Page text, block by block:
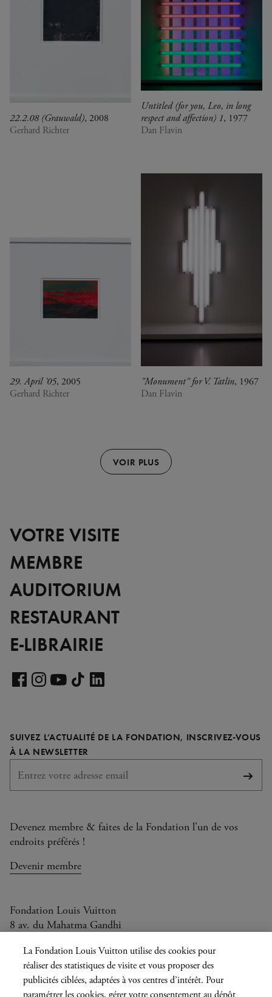
22.2.08 (Grauwald), 2008
Gerhard Richter
Untitled (for you, Leo, in long
respect and affection) 1, 1977
Dan Flavin
29. April '05, 2005
Gerhard Richter
"Monument" for V. Tatlin, 1967
Dan Flavin
VOIR PLUS
VOTRE VISITE
MEMBRE
AUDITORIUM
RESTAURANT
E-LIBRAIRIE
FacebookInstagram
YouTube
TikTok
SUIVEZ L’ACTUALITÉ DE LA FONDATION, INSCRIVEZ-VOUS
À LA NEWSLETTER
Devenez membre & faites de la Fondation l'un de vos
endroits préférés !
Devenir membre
Fondation Louis Vuitton
8 av. du Mahatma Gandhi
Ouvert aujourd'hui de 10h à 20h
La Fondation Louis Vuitton utilise des cookies pour
réaliser des statistiques de visite et vous proposer des
publicités ciblées, adaptées à vos centres d’intérêt. Pour